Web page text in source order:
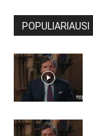
POPULIARIAUSI